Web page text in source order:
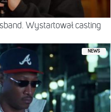
Wystartował casting
NEWS